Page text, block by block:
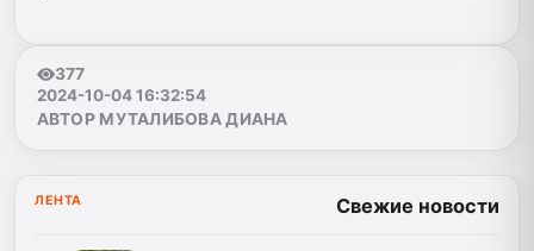
377
2024-10-04 16:32:54
АВТОР МУТАЛИБОВА ДИАНА
ЛЕНТА Свежие новости